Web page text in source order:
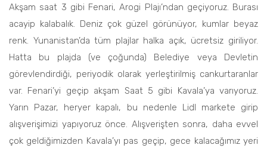
Akşam saat 3 gibi Fenari, Arogi Plajı’ndan geçiyoruz. Burası
acayip kalabalık. Deniz çok güzel görünüyor, kumlar beyaz
renk. Yunanistan’da tüm plajlar halka açık, ücretsiz giriliyor.
Hatta bu plajda (ve çoğunda) Belediye veya Devletin
görevlendirdiği, periyodik olarak yerleştirilmiş cankurtaranlar
var. Fenari’yi geçip akşam Saat 5 gibi Kavala’ya varıyoruz.
Yarın Pazar, heryer kapalı, bu nedenle Lidl markete girip
alışverişimizi yapıyoruz önce. Alışverişten sonra, daha evvel
çok geldiğimizden Kavala’yı pas geçip, gece kalacağımız yeri